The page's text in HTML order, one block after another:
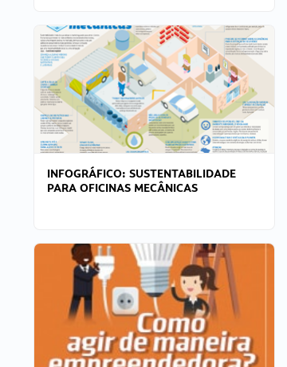
INFOGRÁFICO: SUSTENTABILIDADE
PARA OFICINAS MECÂNICAS